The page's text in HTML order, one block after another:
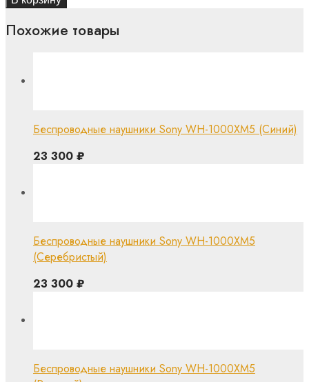
Похожие товары
Беспроводные наушники Sony WH-1000XM5 (Синий)
23 300 ₽
Беспроводные наушники Sony WH-1000XM5
(Серебристый)
23 300 ₽
Беспроводные наушники Sony WH-1000XM5